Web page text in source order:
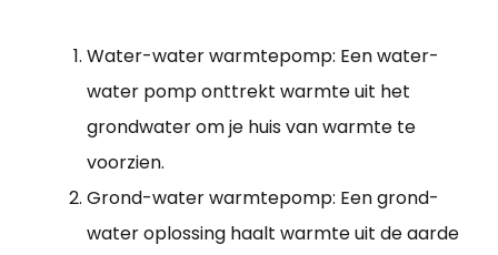
Water-water warmtepomp: Een water-
water pomp onttrekt warmte uit het
grondwater om je huis van warmte te
voorzien.
Grond-water warmtepomp: Een grond-
water oplossing haalt warmte uit de aarde